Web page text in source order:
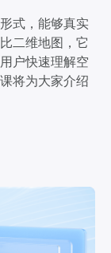
式，能够真实
二维地图，它
户快速理解空
将为大家介绍